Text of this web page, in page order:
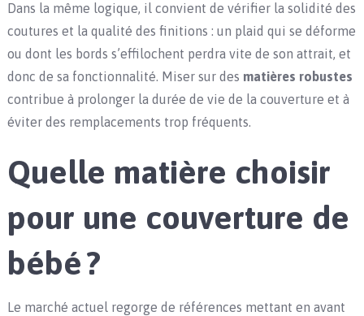
Dans la même logique, il convient de vérifier la solidité des
coutures et la qualité des finitions : un plaid qui se déforme
ou dont les bords s’effilochent perdra vite de son attrait, et
donc de sa fonctionnalité. Miser sur des matières robustes
contribue à prolonger la durée de vie de la couverture et à
éviter des remplacements trop fréquents.
Quelle matière choisir
pour une couverture de
bébé ?
Le marché actuel regorge de références mettant en avant